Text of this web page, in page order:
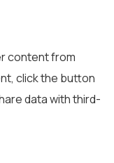
content from
click the button
data with third-